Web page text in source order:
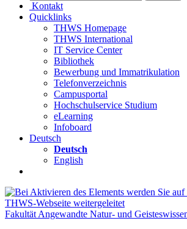
Kontakt
Quicklinks
THWS Homepage
THWS International
IT Service Center
Bibliothek
Bewerbung und Immatrikulation
Telefonverzeichnis
Campusportal
Hochschulservice Studium
eLearning
Infoboard
Deutsch
Deutsch
English
Fakultät Angewandte Natur- und